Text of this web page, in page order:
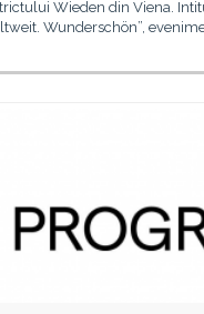
Wieden din Viena.
Wunderschön”,